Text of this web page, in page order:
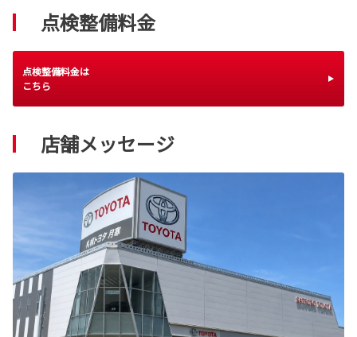
点検整備料金
点検整備料金は
こちら
店舗メッセージ